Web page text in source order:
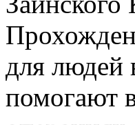
для людей
помогают